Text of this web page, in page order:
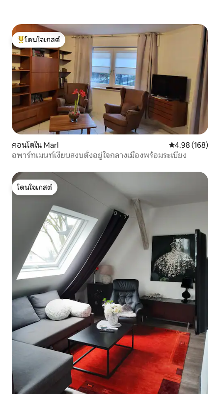
โดนใจเกสต์ที่สุด
โดนใจเกสต์
คอนโดใน Marl คะแนนเฉลี่ย
4.98 (168)
อพาร์ทเมนท์เงียบสงบตั้งอยู่ใจกลางเมืองพร้อมระเบียง
โดนใจเกสต์
โดนใจเกสต์